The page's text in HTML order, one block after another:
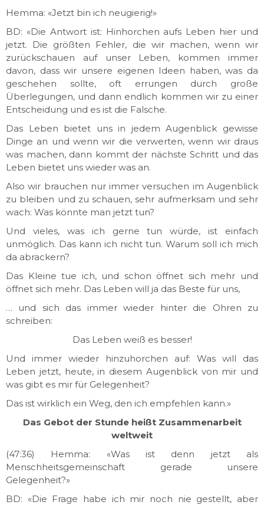
Hemma: «Jetzt bin ich neugierig!»
BD: «Die Antwort ist: Hinhorchen aufs Leben hier und
jetzt. Die größten Fehler, die wir machen, wenn wir
zurückschauen auf unser Leben, kommen immer
davon, dass wir unsere eigenen Ideen haben, was da
geschehen sollte, oft errungen durch große
Überlegungen, und dann endlich kommen wir zu einer
Entscheidung und es ist die Falsche.
Das Leben bietet uns in jedem Augenblick gewisse
Dinge an und wenn wir die verwerten, wenn wir draus
was machen, dann kommt der nächste Schritt und das
Leben bietet uns wieder was an.
Also wir brauchen nur immer versuchen im Augenblick
zu bleiben und zu schauen, sehr aufmerksam und sehr
wach: Was könnte man jetzt tun?
Und vieles, was ich gerne tun würde, ist einfach
unmöglich. Das kann ich nicht tun. Warum soll ich mich
da abrackern?
Das Kleine tue ich, und schon öffnet sich mehr und
öffnet sich mehr. Das Leben will ja das Beste für uns,
… und sich das immer wieder hinter die Ohren zu
schreiben:
Das Leben weiß es besser!
Und immer wieder hinzuhorchen auf: Was will das
Leben jetzt, heute, in diesem Augenblick von mir und
was gibt es mir für Gelegenheit?
Das ist wirklich ein Weg, den ich empfehlen kann.»
Das Gebot der Stunde heißt Zusammenarbeit
weltweit
(47:36) Hemma: «Was ist denn jetzt als
Menschheitsgemeinschaft gerade unsere
Gelegenheit?»
BD: «Die Frage habe ich mir noch nie gestellt, aber